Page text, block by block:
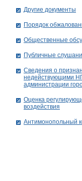
Другие документы
Порядок
Общественные
Публичные
Сведения о
недействующими
администрации
Оценка
воздействия
Антимонопольный